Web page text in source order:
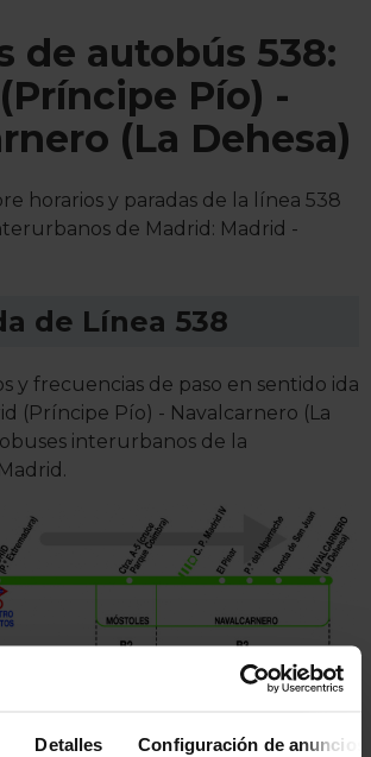
Detalles Configuración de anuncios
de autobús 538:
Pío) -
(La Dehesa)
horarios y paradas de la línea 538
de Madrid: Madrid -
de Línea 538
y frecuencias de paso en sentido ida
(Príncipe Pío) - Navalcarnero (La
interurbanos de la